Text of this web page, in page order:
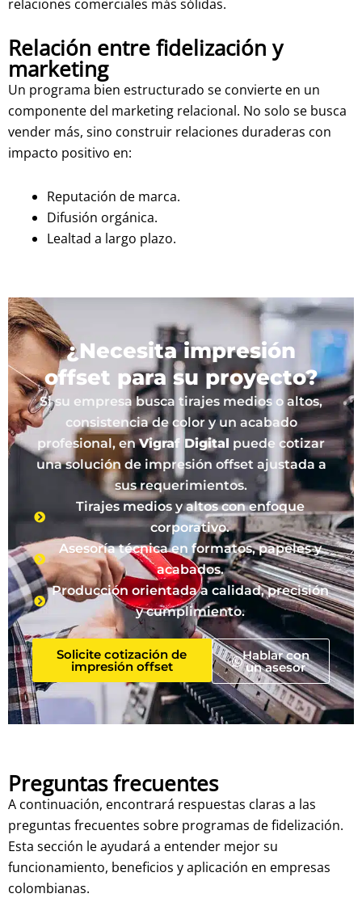
relaciones comerciales más sólidas.
Relación entre fidelización y
marketing
Un programa bien estructurado se convierte en un
componente del marketing relacional. No solo se busca
vender más, sino construir relaciones duraderas con
impacto positivo en:
Reputación de marca.
Difusión orgánica.
Lealtad a largo plazo.
¿Necesita impresión
offset para su proyecto?
Si su empresa busca tirajes medios o altos,
consistencia de color y un acabado
profesional, enVigraf Digital puede cotizar
una solución de impresión offset ajustada a
sus requerimientos.
Tirajes medios y altos con enfoque
corporativo.
Asesoría técnica en formatos, papeles y
acabados.
Producción orientada a calidad, precisión
y cumplimiento.
Solicite cotización de
impresión offset
Hablar con
un asesor
Preguntas frecuentes
A continuación, encontrará respuestas claras a las
preguntas frecuentes sobre programas de fidelización.
Esta sección le ayudará a entender mejor su
funcionamiento, beneficios y aplicación en empresas
colombianas.